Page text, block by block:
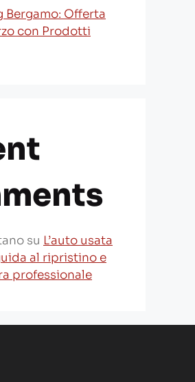
Bergamo: Offerta
con Prodotti
su L’auto usata
al ripristino e
professionale